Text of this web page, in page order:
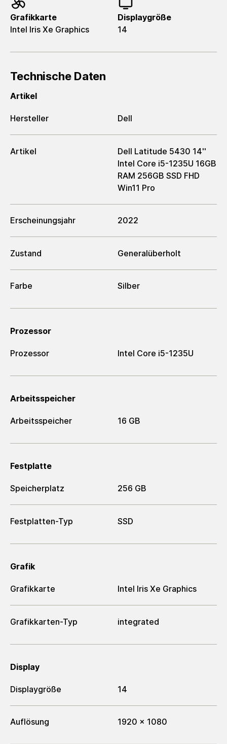
Grafikkarte
Intel Iris Xe Graphics
Displaygröße
14
Technische Daten
Artikel
Hersteller Dell
Artikel
Dell Latitude 5430 14''
Intel Core i5-1235U 16GB
RAM 256GB SSD FHD
Win11 Pro
Erscheinungsjahr 2022
Zustand Generalüberholt
Farbe Silber
Prozessor
Prozessor Intel Core i5-1235U
Arbeitsspeicher
Arbeitsspeicher 16 GB
Festplatte
Speicherplatz 256 GB
Festplatten-Typ SSD
Grafik
Grafikkarte Intel Iris Xe Graphics
Grafikkarten-Typ integrated
Display
Displaygröße 14
Auflösung 1920 x 1080